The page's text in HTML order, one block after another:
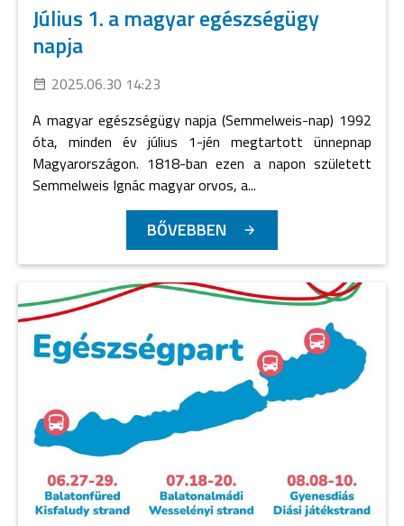
Július 1. a magyar egészségügy
napja
2025.06.30 14:23
A magyar egészségügy napja (Semmelweis-nap) 1992
óta, minden év július 1-jén megtartott ünnepnap
Magyarországon. 1818-ban ezen a napon született
Semmelweis Ignác magyar orvos, a...
BŐVEBBEN